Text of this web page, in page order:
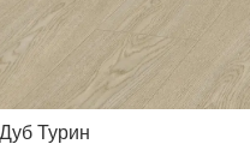
Дуб Турин